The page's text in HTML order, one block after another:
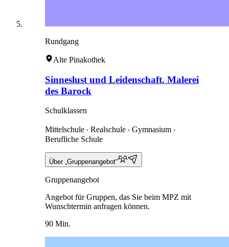
Rundgang
Alte Pinakothek
Sinneslust und Leidenschaft. Malerei
des Barock
Schulklassen
Mittelschule ‧ Realschule ‧ Gymnasium ‧
Berufliche Schule
Über „Gruppenangebot“
Gruppenangebot
Angebot für Gruppen, das Sie beim MPZ mit
Wunschtermin anfragen können.
90 Min.